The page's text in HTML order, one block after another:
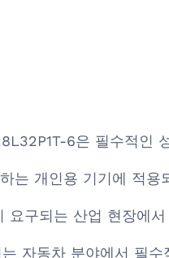
6은 필수적인
는 개인용 기기에 적용
구되는 산업 현장에
자동차 분야에서 필